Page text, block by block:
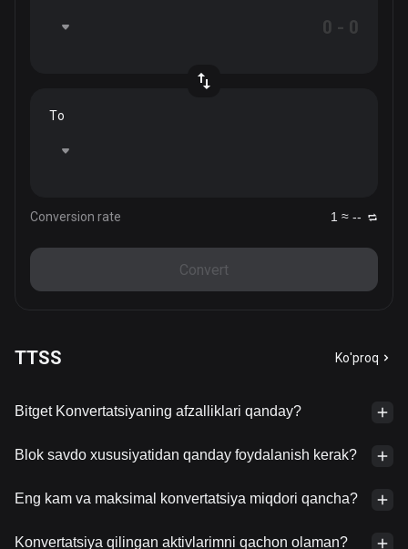
To
Conversion rate 1 ≈ --
Convert
TTSS Ko'proq
Bitget Konvertatsiyaning afzalliklari qanday?
Blok savdo xususiyatidan qanday foydalanish kerak?
Eng kam va maksimal konvertatsiya miqdori qancha?
Konvertatsiya qilingan aktivlarimni qachon olaman?